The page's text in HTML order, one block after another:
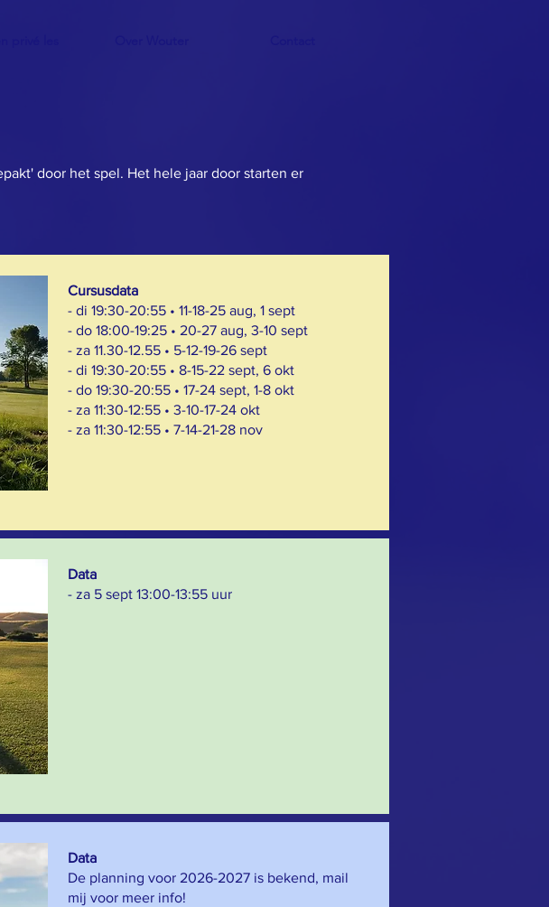
door het spel. Het hele jaar door starten er
Cursusdata
- di 19:30-20:55 • 11-18-25 aug, 1 sept
- do 18:00-19:25 • 20-27 aug, 3-10 sept
- za 11.30-12.55 • 5-12-19-26 sept
- di 19:30-20:55 • 8-15-22 sept, 6 okt
- do 19:30-20:55 • 17-24 sept, 1-8 okt
- za 11:30-12:55 • 3-10-17-24 okt
- za 11:30-12:55 • 7-14-21-28 nov
Data
- za 5 sept 13:00-13:55 uur
Data
​De planning voor 2026-2027 is bekend, mail
mij voor meer info!